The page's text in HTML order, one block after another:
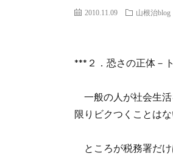
2010.11.09 山根治blog
***２．恐さの正体－
一般の人が社会生活
限りビクつくことはな
ところが税務署だけ